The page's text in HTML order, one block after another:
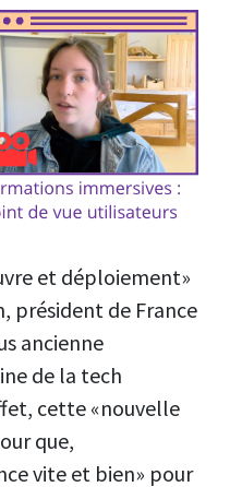
et déploiement»
président de France
ancienne
de la tech
cette «nouvelle
que,
vite et bien» pour